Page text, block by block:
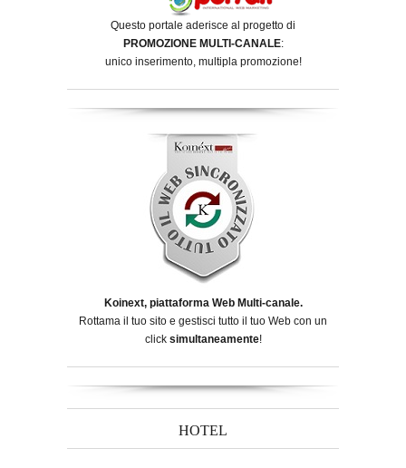
Questo portale aderisce al progetto di
PROMOZIONE MULTI-CANALE:
unico inserimento, multipla promozione!
Koinext, piattaforma Web Multi-canale.
Rottama il tuo sito e gestisci tutto il tuo Web con un
click simultaneamente!
HOTEL